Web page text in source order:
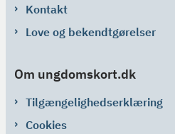
Kontakt
Love og bekendtgørelser
Om ungdomskort.dk
Tilgængelighedserklæring
Cookies